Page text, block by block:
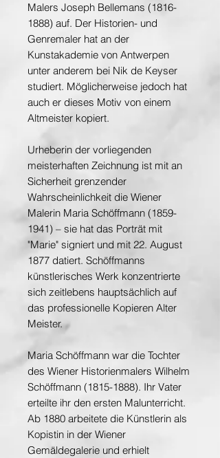
Malers Joseph Bellemans (1816-
1888) auf. Der Historien- und
Genremaler hat an der
Kunstakademie von Antwerpen
unter anderem bei Nik de Keyser
studiert. Möglicherweise jedoch hat
auch er dieses Motiv von einem
Altmeister kopiert.
Urheberin der vorliegenden
meisterhaften Zeichnung ist mit an
Sicherheit grenzender
Wahrscheinlichkeit die Wiener
Malerin Maria Schöffmann (1859-
1941) – sie hat das Porträt mit
"Marie" signiert und mit 22. August
1877 datiert. Schöffmanns
künstlerisches Werk konzentrierte
sich zeitlebens hauptsächlich auf
das professionelle Kopieren Alter
Meister.
Maria Schöffmann war die Tochter
des Wiener Historienmalers Wilhelm
Schöffmann (1815-1888). Ihr Vater
erteilte ihr den ersten Malunterricht.
Ab 1880 arbeitete die Künstlerin als
Kopistin in der Wiener
Gemäldegalerie und erhielt